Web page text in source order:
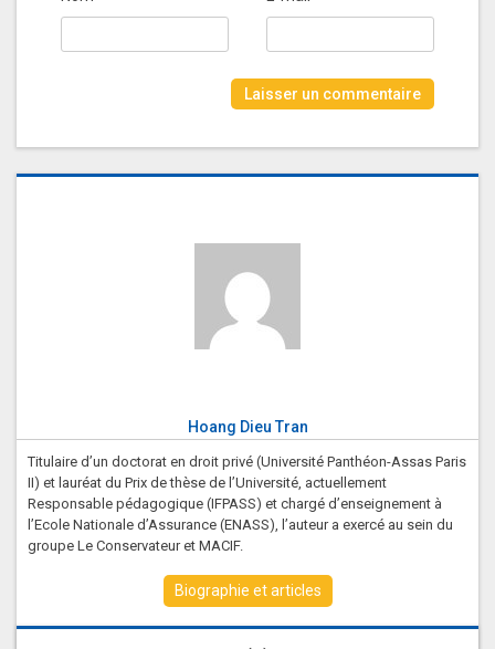
Hoang Dieu Tran
Titulaire d’un doctorat en droit privé (Université Panthéon-Assas Paris
II) et lauréat du Prix de thèse de l’Université, actuellement
Responsable pédagogique (IFPASS) et chargé d’enseignement à
l’Ecole Nationale d’Assurance (ENASS), l’auteur a exercé au sein du
groupe Le Conservateur et MACIF.
Biographie et articles